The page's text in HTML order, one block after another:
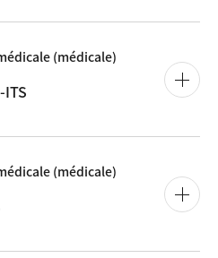
(médicale)
(médicale)